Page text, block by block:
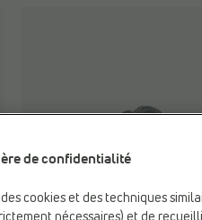
de confidentialité
cookies et des techniques
nécessaires) et de